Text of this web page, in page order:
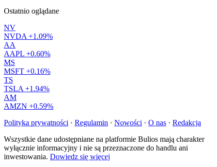
Ostatnio oglądane
NV
NVDA +1.09%
AA
AAPL +0.60%
MS
MSFT +0.16%
TS
TSLA +1.94%
AM
AMZN +0.59%
Polityka prywatności · Regulamin · Nowości · O nas · Redakcja
Wszystkie dane udostępniane na platformie Bulios mają charakter
wyłącznie informacyjny i nie są przeznaczone do handlu ani
inwestowania. Dowiedz się więcej